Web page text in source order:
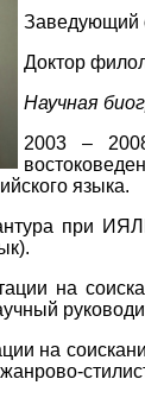
Заведующий
Доктор
Научная
2003 –
языка.
при
на
на